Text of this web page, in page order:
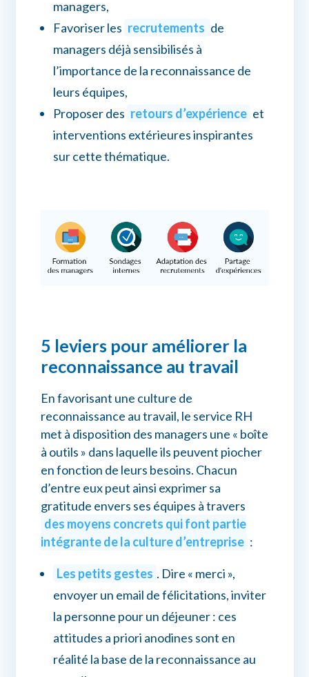
managers,
Favoriser les recrutements de
managers déjà sensibilisés à
l’importance de la reconnaissance de
leurs équipes,
Proposer des retours d’expérience et
interventions extérieures inspirantes
sur cette thématique.
5 leviers pour améliorer la
reconnaissance au travail
En favorisant une culture de
reconnaissance au travail, le service RH
met à disposition des managers une « boîte
à outils » dans laquelle ils peuvent piocher
en fonction de leurs besoins. Chacun
d’entre eux peut ainsi exprimer sa
gratitude envers ses équipes à travers
des moyens concrets qui font partie
intégrante de la culture d’entreprise :
Les petits gestes . Dire « merci »,
envoyer un email de félicitations, inviter
la personne pour un déjeuner : ces
attitudes a priori anodines sont en
réalité la base de la reconnaissance au